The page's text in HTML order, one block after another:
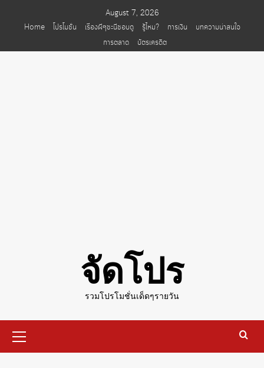
August 7, 2026
Home
โปรโมชั่น เรื่องผีๆชะนีชอบดู รู้ไหม? การเงิน
บทความน่าสนใจ
การตลาด
บัตรเครดิต
จัดโปร
รวมโปรโมชั่นเด็ดๆรายวัน
Menu